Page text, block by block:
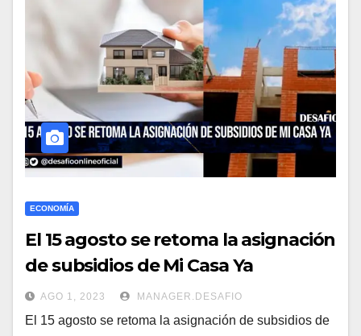
ECONOMÍA
El 15 agosto se retoma la asignación
de subsidios de Mi Casa Ya
AGO 1, 2023 MANAGER.DESAFIO
El 15 agosto se retoma la asignación de subsidios de